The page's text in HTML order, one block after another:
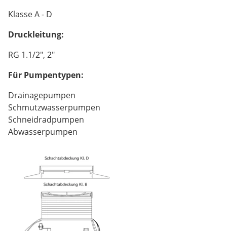
Klasse A - D
Druckleitung:
RG 1.1/2", 2"
Für Pumpentypen:
Drainagepumpen
Schmutzwasserpumpen
Schneidradpumpen
Abwasserpumpen